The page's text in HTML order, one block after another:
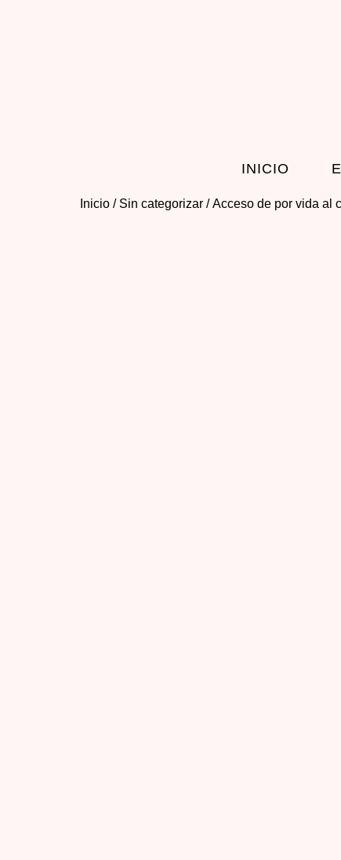
INICIO
Inicio / Sin categorizar / Acceso de por vida al